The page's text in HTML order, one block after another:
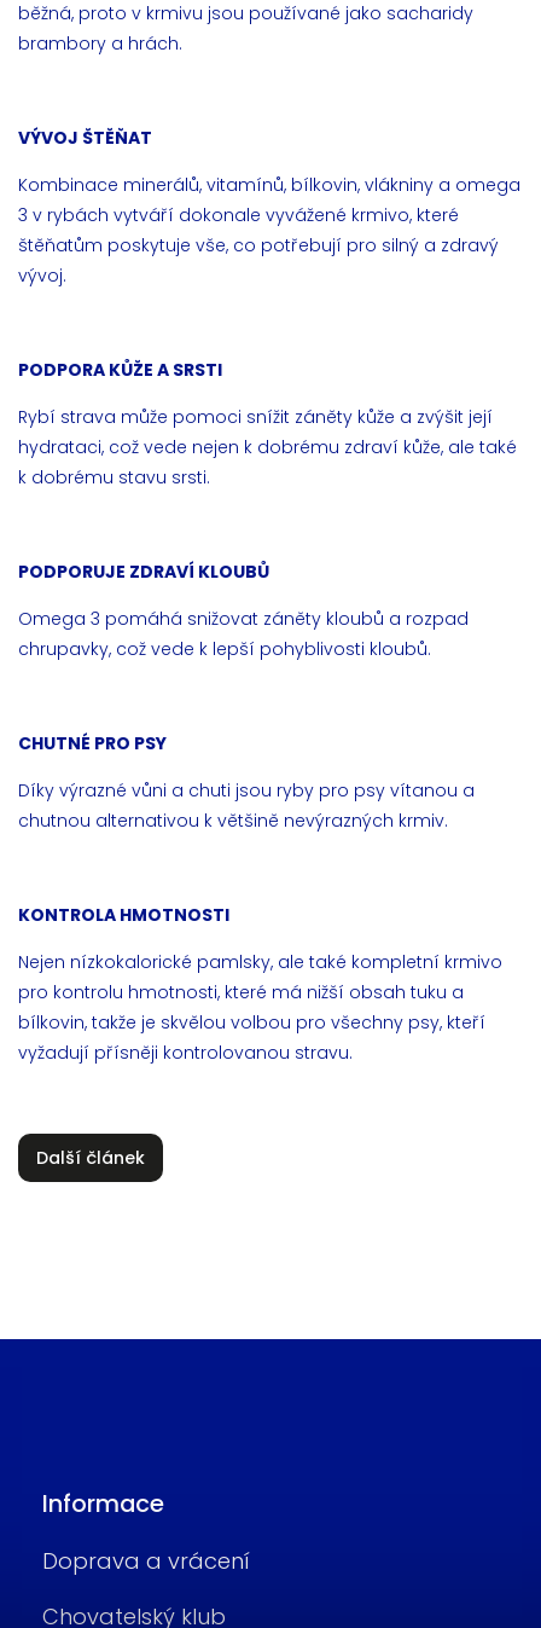
běžná, proto v krmivu jsou používané jako sacharidy
brambory a hrách.
VÝVOJ ŠTĚŇAT
Kombinace minerálů, vitamínů, bílkovin, vlákniny a omega
3 v rybách vytváří dokonale vyvážené krmivo, které
štěňatům poskytuje vše, co potřebují pro silný a zdravý
vývoj.
PODPORA KŮŽE A SRSTI
Rybí strava může pomoci snížit záněty kůže a zvýšit její
hydrataci, což vede nejen k dobrému zdraví kůže, ale také
k dobrému stavu srsti.
PODPORUJE ZDRAVÍ KLOUBŮ
Omega 3 pomáhá snižovat záněty kloubů a rozpad
chrupavky, což vede k lepší pohyblivosti kloubů.
CHUTNÉ PRO PSY
Díky výrazné vůni a chuti jsou ryby pro psy vítanou a
chutnou alternativou k většině nevýrazných krmiv.
KONTROLA HMOTNOSTI
Nejen nízkokalorické pamlsky, ale také kompletní krmivo
pro kontrolu hmotnosti, které má nižší obsah tuku a
bílkovin, takže je skvělou volbou pro všechny psy, kteří
vyžadují přísněji kontrolovanou stravu.
Další článek
Informace
Doprava a vrácení
Chovatelský klub